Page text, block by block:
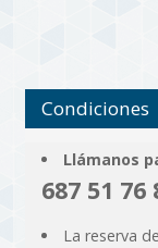
Condiciones
Llámanos
687 51 76
La reserva